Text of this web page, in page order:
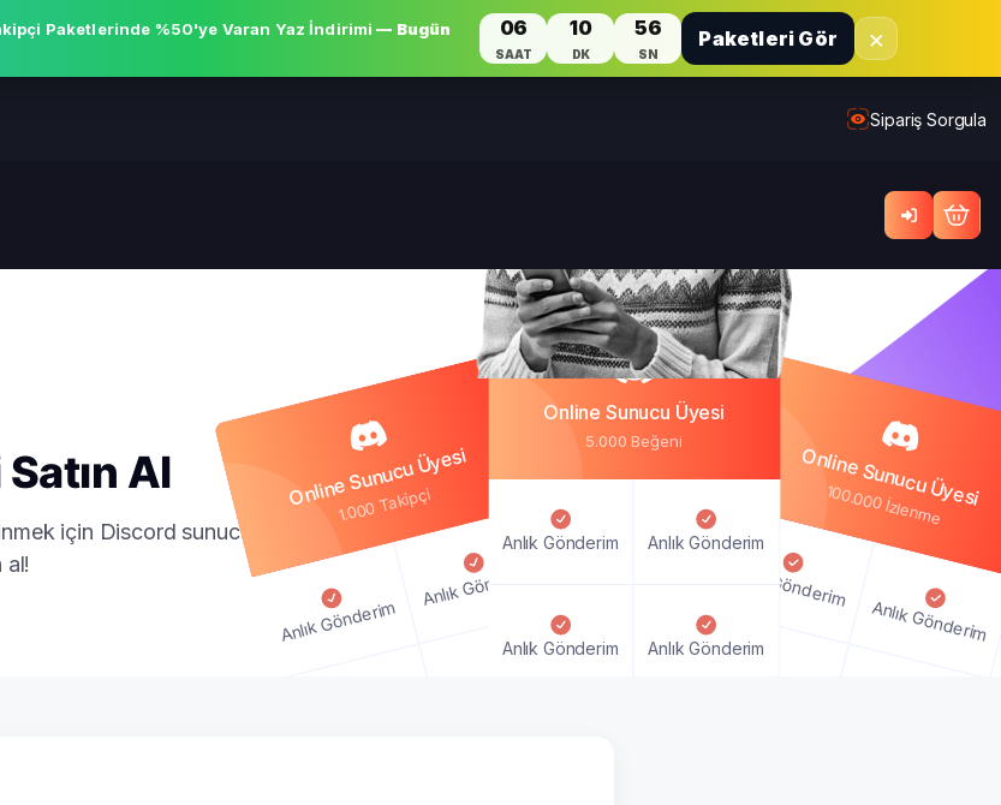
Paketlerinde %50'ye Varan Yaz İndirimi — Bugün
06
SAAT
10
DK
55
SN
Paketleri Gör ×
Sipariş Sorgula
Al
için Discord sunucu üyesi
al!
Online Sunucu Üyesi
1.000 Takipçi
Anlık Gönderim
Anlık Gönderim
Online Sunucu Üyesi
5.000 Beğeni
Anlık Gönderim Anlık Gönderim
Anlık Gönderim Anlık Gönderim
Online Sunucu Üyesi
100.000 İzlenme
Anlık Gönderim
Anlık Gönderim